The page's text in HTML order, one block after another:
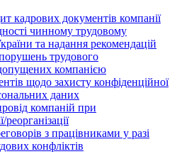
кадрових документів компанії
чинному трудовому
та надання рекомендацій
трудового
компанією
щодо захисту конфіденційної
даних
компаній при
реорганізації
з працівниками у разі
конфліктів